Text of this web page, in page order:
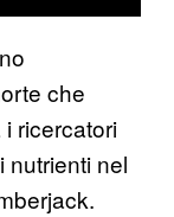
che
ricercatori
nutrienti nel